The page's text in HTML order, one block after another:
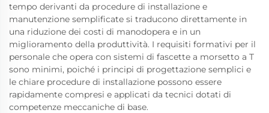
tempo derivanti da procedure di installazione e
manutenzione semplificate si traducono direttamente in
una riduzione dei costi di manodopera e in un
miglioramento della produttività. I requisiti formativi per il
personale che opera con sistemi di fascette a morsetto a T
sono minimi, poiché i principi di progettazione semplici e
le chiare procedure di installazione possono essere
rapidamente compresi e applicati da tecnici dotati di
competenze meccaniche di base.